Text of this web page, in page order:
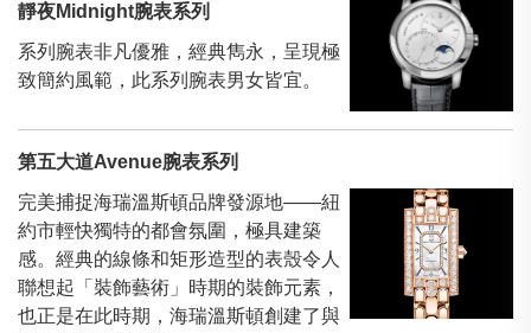
靜夜Midnight腕表系列
系列腕表非凡優雅，經典雋永，呈現極
致簡約風範，此系列腕表男女皆宜。
第五大道Avenue腕表系列
完美捕捉海瑞溫斯頓品牌發源地——紐
約市輕快獨特的都會氛圍，極具建築
感。經典的線條和矩形造型的表殼令人
聯想起「裝飾藝術」時期的裝飾元素，
也正是在此時期，海瑞溫斯頓創建了與